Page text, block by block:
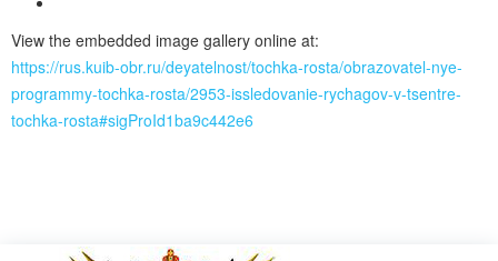
View the embedded image gallery online at:
https://rus.kuib-obr.ru/deyatelnost/tochka-rosta/obrazovatel-nye-
programmy-tochka-rosta/2953-issledovanie-rychagov-v-tsentre-
tochka-rosta#sigProId1ba9c442e6